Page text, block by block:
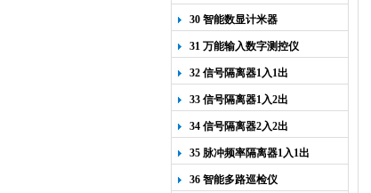
30 智能数显计米器
31 万能输入数字测控仪
32 信号隔离器1入1出
33 信号隔离器1入2出
34 信号隔离器2入2出
35 脉冲频率隔离器1入1出
36 智能多路巡检仪